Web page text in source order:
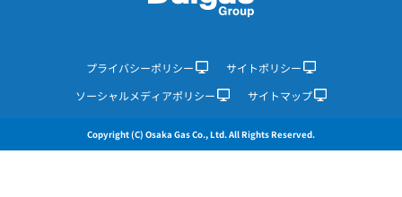
企業情報
業務用・産業用のお客さま
プライバシーポリシー
サイトポリシー
ソーシャルメディアポリシー
サイトマップ
Copyright (C) Osaka Gas Co., Ltd. All Rights Reserved.